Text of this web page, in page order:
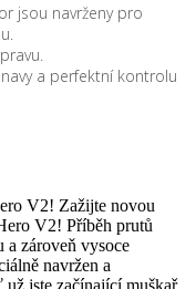
jsou navrženy pro
a perfektní kontrolu
V2! Zažijte novou
V2! Příběh prutů
a zároveň vysoce
navržen a
jste začínající muškař